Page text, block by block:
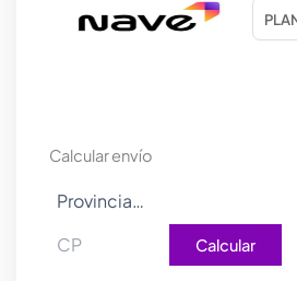
Calcular envío
Calcular